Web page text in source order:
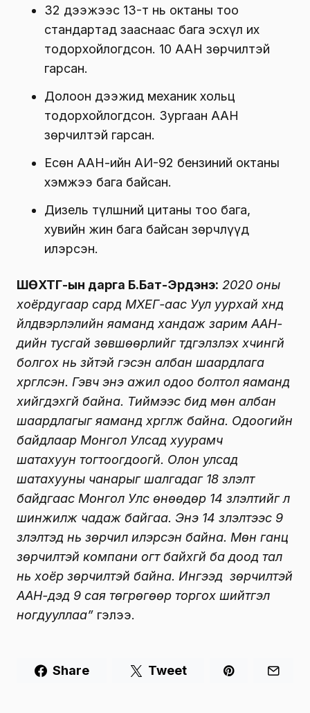
32 дээжээс 13-т нь октаны тоо
стандартад зааснаас бага эсхүл их
тодорхойлогдсон. 10 ААН зөрчилтэй
гарсан.
Долоон дээжид механик хольц
тодорхойлогдсон. Зургаан ААН
зөрчилтэй гарсан.
Есөн ААН-ийн АИ-92 бензиний октаны
хэмжээ бага байсан.
Дизель түлшний цитаны тоо бага,
хувийн жин бага байсан зөрчлүүд
илэрсэн.
ШӨХТГ-ын дарга Б.Бат-Эрдэнэ: 2020 оны
хоёрдугаар сард МХЕГ-аас Уул уурхай хүнд
үйлдвэрлэлийн яаманд хандаж зарим ААН-
үүдийн тусгай зөвшөөрлийг түдгэлзүүлэх хүчингүй
болгох нь зүйтэй гэсэн албан шаардлага
хүргүүлсэн. Гэвч энэ ажил одоо болтол яаманд
хийгдэхгүй байна. Тиймээс бид мөн албан
шаардлагыг яаманд хүргүүлж байна. Одоогийн
байдлаар Монгол Улсад хуурамч
шатахуун тогтоогдоогүй. Олон улсад
шатахууны чанарыг шалгадаг 18 үзүүлэлт
байдгаас Монгол Улс өнөөдөр 14 үзүүлэлтийг л
шинжилж чадаж байгаа. Энэ 14 үзүүлэлтээс 9
үзүүлэлтэд нь зөрчил илэрсэн байна. Мөн ганц
зөрчилтэй компани огт байхгүй ба доод тал
нь хоёр зөрчилтэй байна. Ингээд зөрчилтэй
ААН-үүдэд 9 сая төгрөгөөр торгох шийтгэл
ногдууллаа” гэлээ.
Share Tweet